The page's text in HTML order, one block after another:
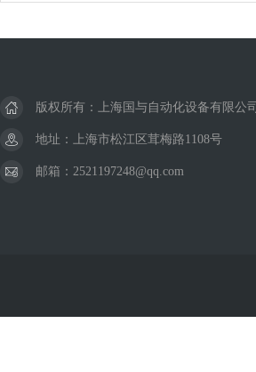
版权所有：上海国与自动化设备有限公司
地址：上海市松江区茸梅路1108号
邮箱：2521197248@qq.com